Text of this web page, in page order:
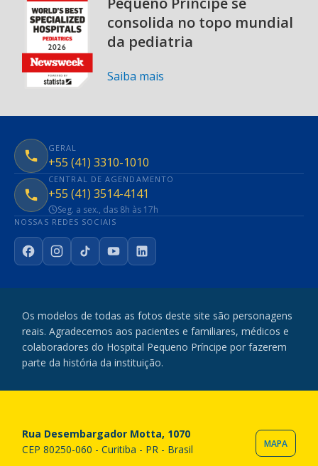
consolida no topo mundial
da pediatria
Saiba mais
GERAL
+55 (41) 3310-1010
CENTRAL DE AGENDAMENTO
+55 (41) 3514-4141
Seg. a sex., das 8h às 17h
NOSSAS REDES SOCIAIS
FacebookInstagram
TikTokYouTubeLinkedIn
Os modelos de todas as fotos deste site são personagens
reais. Agradecemos aos pacientes e familiares, médicos e
colaboradores do Hospital Pequeno Príncipe por fazerem
parte da história da instituição.
Rua Desembargador Motta, 1070
CEP 80250-060 - Curitiba - PR - Brasil
MAPA